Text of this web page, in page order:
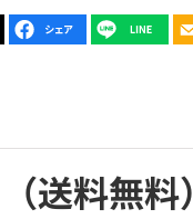
（送料無料）